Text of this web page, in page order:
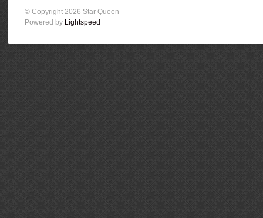
© Copyright 2026 Star Queen
Powered by Lightspeed